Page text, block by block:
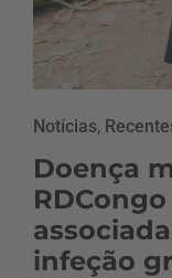
Notícias,
Doença
infeção